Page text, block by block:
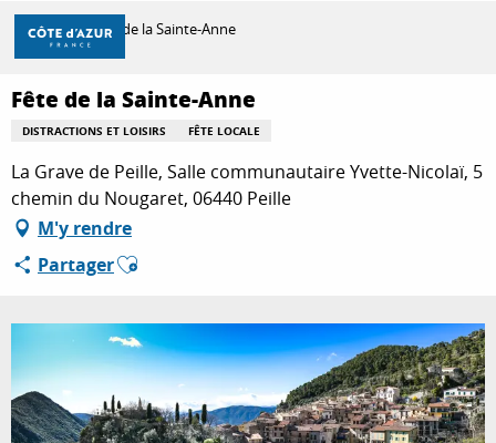
Aller
contenu
principal
DÉCOUVRIR
À FAIRE
SÉJOURNER
Accueil Fête de la Sainte-Anne
Fête de la Sainte-Anne
DISTRACTIONS ET LOISIRS FÊTE LOCALE
La Grave de Peille, Salle communautaire Yvette-Nicolaï, 5
chemin du Nougaret, 06440 Peille
M'y rendre
PartagerAjouter aux favoris